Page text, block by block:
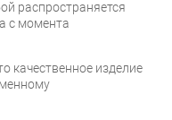
распространяется
с момента
качественное изделие